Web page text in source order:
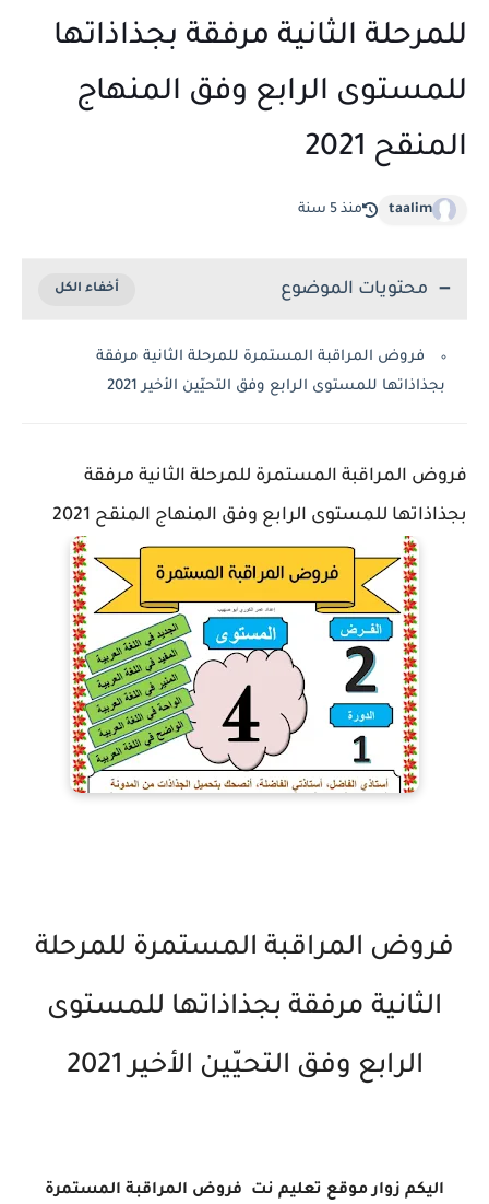
للمرحلة الثانية مرفقة بجذاذاتها
للمستوى الرابع وفق المنهاج
المنقح 2021
taalim منذ 5 سنة
محتويات الموضوع
فروض المراقبة المستمرة للمرحلة الثانية مرفقة
بجذاذاتها للمستوى الرابع وفق التحيّين الأخير 2021
فروض المراقبة المستمرة للمرحلة الثانية مرفقة
بجذاذاتها للمستوى الرابع وفق المنهاج المنقح 2021
فروض المراقبة المستمرة للمرحلة
الثانية مرفقة بجذاذاتها للمستوى
الرابع وفق التحيّين الأخير 2021
اليكم زوار موقع تعليم نت فروض المراقبة المستمرة